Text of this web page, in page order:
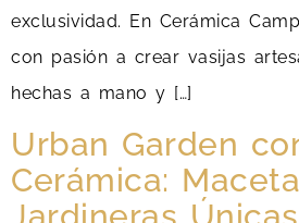
exclusividad. En Cerámica
con pasión a crear vasijas
hechas a mano y […]
Urban Garden
Cerámica: